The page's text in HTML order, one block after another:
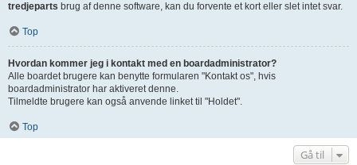
tredjeparts brug af denne software, kan du forvente et kort eller slet intet svar.
Top
Hvordan kommer jeg i kontakt med en boardadministrator?
Alle boardet brugere kan benytte formularen "Kontakt os", hvis
boardadministrator har aktiveret denne.
Tilmeldte brugere kan også anvende linket til "Holdet".
Top
Gå til